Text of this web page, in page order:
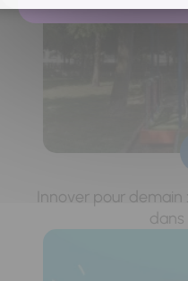
Innover pour
dans